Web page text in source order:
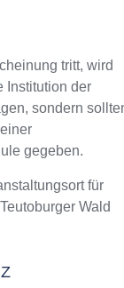
tritt, wird
Institution der
sondern
gegeben.
für
Wald